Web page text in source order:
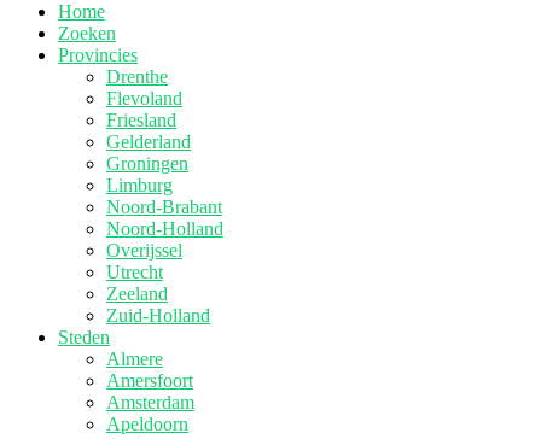
Home
Zoeken
Provincies
Drenthe
Flevoland
Friesland
Gelderland
Groningen
Limburg
Noord-Brabant
Noord-Holland
Overijssel
Utrecht
Zeeland
Zuid-Holland
Steden
Almere
Amersfoort
Amsterdam
Apeldoorn